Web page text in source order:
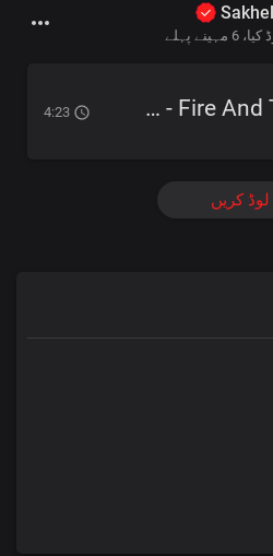
کیا، 6 مہینے پہلے
Free Epic Music - Fire And Thunder
لوڈ کریں